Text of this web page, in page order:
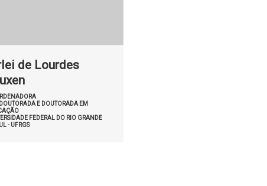
de Lourdes
E DOUTORADA EM
FEDERAL DO RIO GRANDE
- UFRGS